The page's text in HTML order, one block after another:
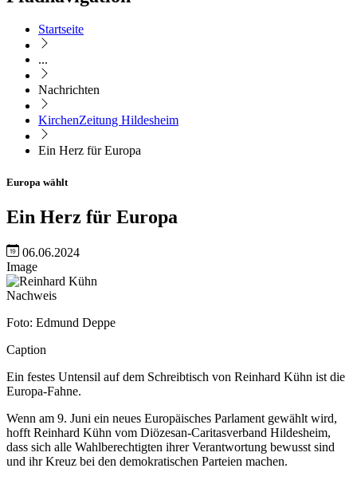
Startseite
...
Nachrichten
KirchenZeitung Hildesheim
Ein Herz für Europa
Europa wählt
Ein Herz für Europa
06.06.2024
Image
Nachweis
Foto: Edmund Deppe
Caption
Ein festes Untensil auf dem Schreibtisch von Reinhard Kühn ist die
Europa-Fahne.
Wenn am 9. Juni ein neues Europäisches Parlament gewählt wird,
hofft Reinhard Kühn vom Diözesan-Caritasverband Hildesheim,
dass sich alle Wahlberechtigten ihrer Verantwortung bewusst sind
und ihr Kreuz bei den demokratischen Parteien machen.